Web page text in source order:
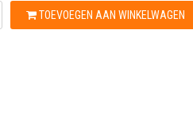
TOEVOEGEN AAN WINKELWAGEN